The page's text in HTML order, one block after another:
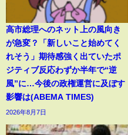
高市総理へのネット上の風向き
が急変？「新しいこと始めてく
れそう」期待感強く出ていたポ
ジティブ反応わずか半年で“逆
風”に…今後の政権運営に及ぼす
影響は(ABEMA TIMES)
2026年8月7日